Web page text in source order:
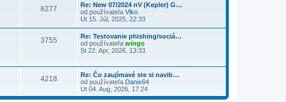
6277
Re: New 07/2024 nV (Kepler) G…
od používateľa Vlko
Ut 15. Júl, 2025, 22:33
3755
Re: Testovanie phishing/sociá…
od používateľa wingo
St 22. Apr, 2026, 13:33
4218
Re: Čo zaujímavé ste si navib…
od používateľa Danix64
Ut 04. Aug, 2026, 17:24